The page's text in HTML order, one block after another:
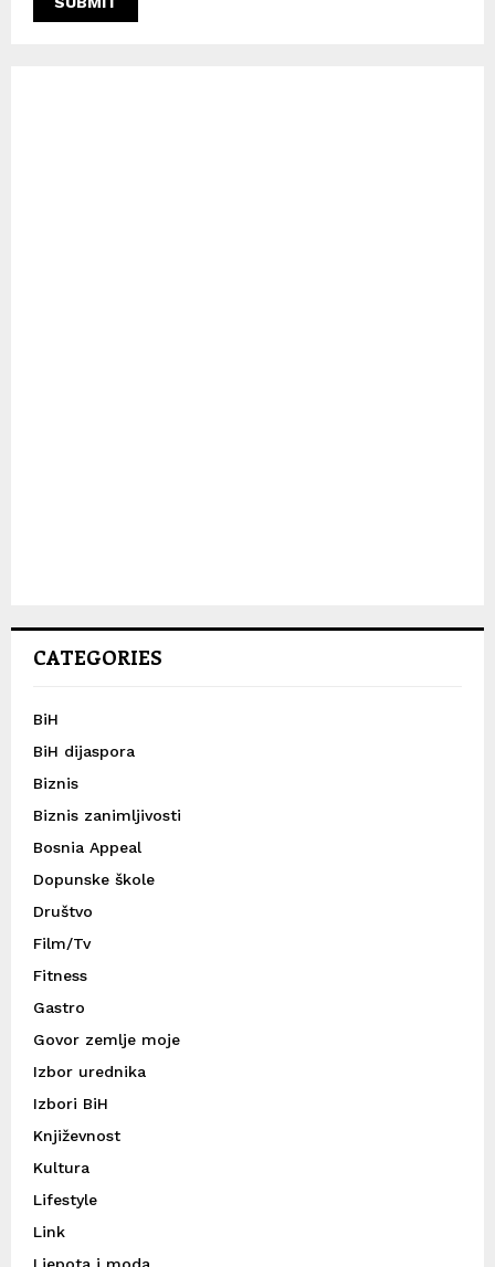
CATEGORIES
BiH
BiH dijaspora
Biznis
Biznis zanimljivosti
Bosnia Appeal
Dopunske škole
Društvo
Film/Tv
Fitness
Gastro
Govor zemlje moje
Izbor urednika
Izbori BiH
Književnost
Kultura
Lifestyle
Link